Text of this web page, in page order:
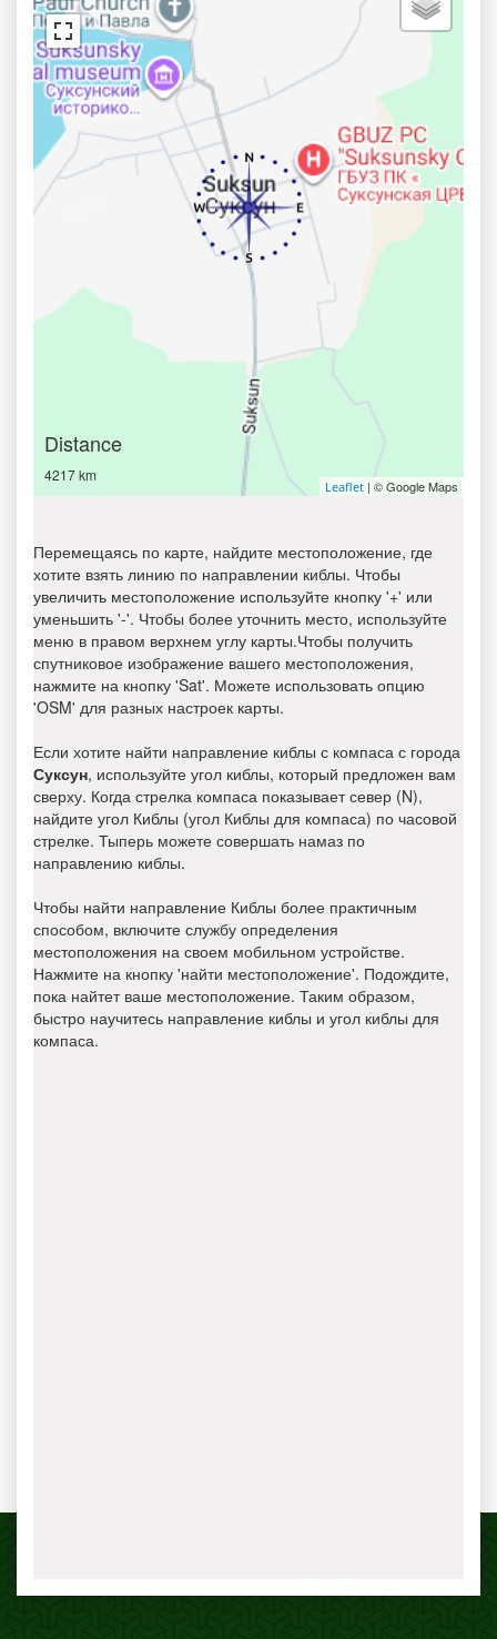
Distance
4217 km
Leaflet | © Google Maps
Перемещаясь по карте, найдите местоположение, где
хотите взять линию по направлении киблы. Чтобы
увеличить местоположение используйте кнопку '+' или
уменьшить '-'. Чтобы более уточнить место, используйте
меню в правом верхнем углу карты.Чтобы получить
спутниковое изображение вашего местоположения,
нажмите на кнопку 'Sat'. Можете использовать опцию
'OSM' для разных настроек карты.
Если хотите найти направление киблы с компаса с города
Суксун, используйте угол киблы, который предложен вам
сверху. Когда стрелка компаса показывает север (N),
найдите угол Киблы (угол Киблы для компаса) по часовой
стрелке. Тыперь можете совершать намаз по
направлению киблы.
Чтобы найти направление Киблы более практичным
способом, включите службу определения
местоположения на своем мобильном устройстве.
Нажмите на кнопку 'найти местоположение'. Подождите,
пока найтет ваше местоположение. Таким образом,
быстро научитесь направление киблы и угол киблы для
компаса.